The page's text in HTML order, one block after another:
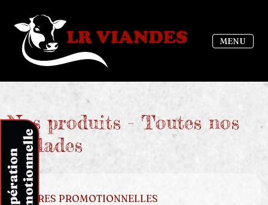
MENU
Nos produits - Toutes nos
grillades
OFFRES PROMOTIONNELLES